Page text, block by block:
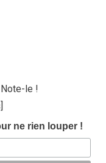
le !
ne rien louper !